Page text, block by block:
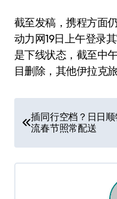
截至发稿，携程方面
动力网19日上午登录
是下线状态，截至中
目删除，其他伊拉克
章
导
航
插同行空档？日日顺
流春节照常配送